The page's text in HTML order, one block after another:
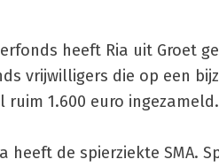
heeft Ria uit Groet
vrijwilligers die op een
ruim 1.600 euro ingezameld.
heeft de spierziekte SMA.